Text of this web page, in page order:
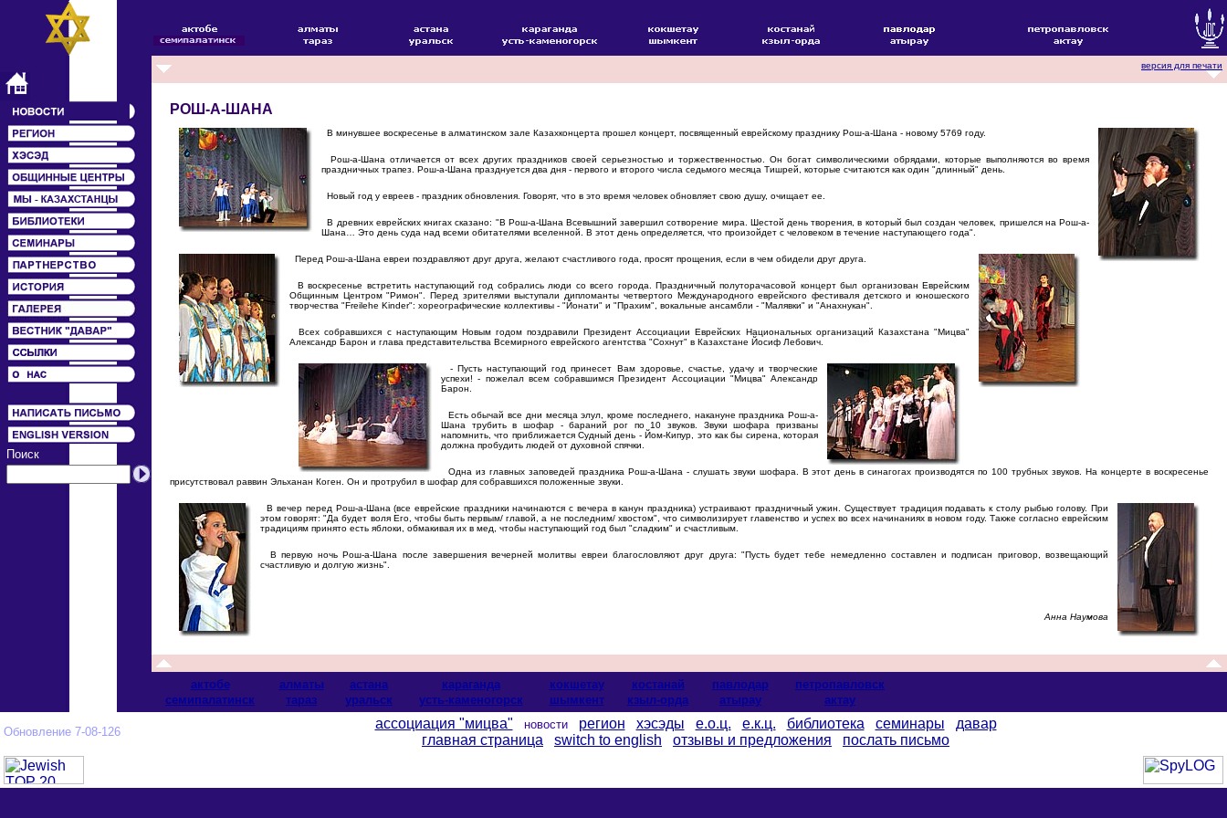
Поиск
версия для печати
РОШ-А-ШАНА
В минувшее воскресенье в алматинском зале Казахконцерта прошел концерт, посвященный еврейскому празднику Рош-а-Шана - новому 5769 году.
Рош-а-Шана отличается от всех других праздников своей серьезностью и торжественностью. Он богат символическими обрядами, которые выполняются во время
праздничных трапез. Рош-а-Шана празднуется два дня - первого и второго числа седьмого месяца Тишрей, которые считаются как один "длинный" день.
Новый год у евреев - праздник обновления. Говорят, что в это время человек обновляет свою душу, очищает ее.
В древних еврейских книгах сказано: "В Рош-а-Шана Всевышний завершил сотворение мира. Шестой день творения, в который был создан человек, пришелся на Рош-а-
Шана… Это день суда над всеми обитателями вселенной. В этот день определяется, что произойдет с человеком в течение наступающего года".
Перед Рош-а-Шана евреи поздравляют друг друга, желают счастливого года, просят прощения, если в чем обидели друг друга.
В воскресенье встретить наступающий год собрались люди со всего города. Праздничный полуторачасовой концерт был организован Еврейским
Общинным Центром "Римон". Перед зрителями выступали дипломанты четвертого Международного еврейского фестиваля детского и юношеского
творчества "Freilehe Kinder": хореографические коллективы - "Йонати" и "Прахим", вокальные ансамбли - "Малявки" и "Анахнукан".
Всех собравшихся с наступающим Новым годом поздравили Президент Ассоциации Еврейских Национальных организаций Казахстана "Мицва"
Александр Барон и глава представительства Всемирного еврейского агентства "Сохнут" в Казахстане Йосиф Лебович.
- Пусть наступающий год принесет Вам здоровье, счастье, удачу и творческие
успехи! - пожелал всем собравшимся Президент Ассоциации "Мицва" Александр
Барон.
Есть обычай все дни месяца элул, кроме последнего, накануне праздника Рош-а-
Шана трубить в шофар - бараний рог по 10 звуков. Звуки шофара призваны
напомнить, что приближается Судный день - Йом-Кипур, это как бы сирена, которая
должна пробудить людей от духовной спячки.
Одна из главных заповедей праздника Рош-а-Шана - слушать звуки шофара. В этот день в синагогах производятся по 100 трубных звуков. На концерте в воскресенье
присутствовал раввин Эльханан Коген. Он и протрубил в шофар для собравшихся положенные звуки.
В вечер перед Рош-а-Шана (все еврейские праздники начинаются с вечера в канун праздника) устраивают праздничный ужин. Существует традиция подавать к столу рыбью голову. При
этом говорят: "Да будет воля Его, чтобы быть первым/ главой, а не последним/ хвостом", что символизирует главенство и успех во всех начинаниях в новом году. Также согласно еврейским
традициям принято есть яблоки, обмакивая их в мед, чтобы наступающий год был "сладким" и счастливым.
В первую ночь Рош-а-Шана после завершения вечерней молитвы евреи благословляют друг друга: "Пусть будет тебе немедленно составлен и подписан приговор, возвещающий
счастливую и долгую жизнь".
Анна Наумова
актобе алматы астана караганда кокшетау костанай павлодар
петропавловск
cемипалатинск
тараз уральск усть-каменогорск шымкент кзыл-орда атырау актау
Обновление 7-08-126
ассоциация "мицва" новости регион хэсэды е.о.ц. е.к.ц. библиотека семинары
давар
главная страница
switch to english отзывы и предложения послать письмо